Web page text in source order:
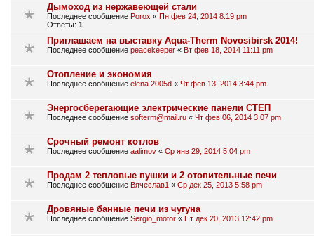
Дымоход из нержавеющей стали
Последнее сообщение Porox « Пн фев 24, 2014 8:19 pm
Ответы: 1
Приглашаем на выставку Aqua-Therm Novosibirsk 2014!
Последнее сообщение peacekeeper « Вт фев 18, 2014 11:11 pm
Отопление и экономия
Последнее сообщение elena.2005d « Чт фев 13, 2014 3:44 pm
Энергосберегающие электрические панели СТЕП
Последнее сообщение softerm@mail.ru « Чт фев 06, 2014 3:07 pm
Срочный ремонт котлов
Последнее сообщение aalimov « Ср янв 29, 2014 5:04 pm
Продам 2 тепловые пушки и 2 отопительные печи
Последнее сообщение Вячеслав1 « Ср дек 25, 2013 5:58 pm
Дровяные банные печи из чугуна
Последнее сообщение Sergio_motor « Пт дек 20, 2013 12:42 pm